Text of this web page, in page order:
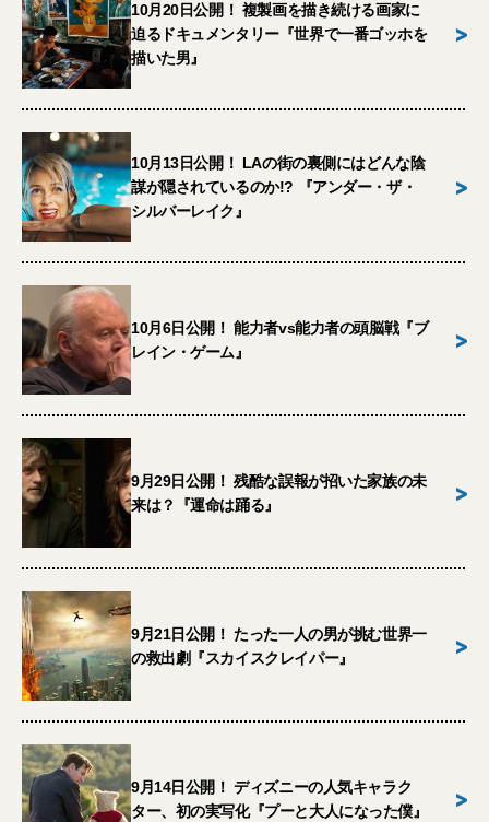
10月20日公開！ 複製画を描き続ける画家に
迫るドキュメンタリー『世界で一番ゴッホを
描いた男』
>
10月13日公開！ LAの街の裏側にはどんな陰
謀が隠されているのか!? 『アンダー・ザ・
シルバーレイク』
>
10月6日公開！ 能力者vs能力者の頭脳戦『ブ
レイン・ゲーム』
>
9月29日公開！ 残酷な誤報が招いた家族の未
来は？『運命は踊る』
>
9月21日公開！ たった一人の男が挑む世界一
の救出劇『スカイスクレイパー』
>
9月14日公開！ ディズニーの人気キャラク
ター、初の実写化『プーと大人になった僕』
>